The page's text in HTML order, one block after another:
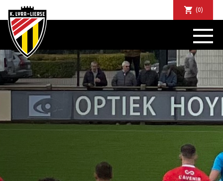
(0)
NIEUWS
DE CLUB
SPORTIEF
SUPPORTERS
TICKETS
ABONNEMENTEN
COMMUNITY
BUSINESS CLUB
MATCHDINERS